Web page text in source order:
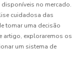
no mercado.
cuidadosa das
tomar uma decisão
artigo, exploraremos os
um sistema de